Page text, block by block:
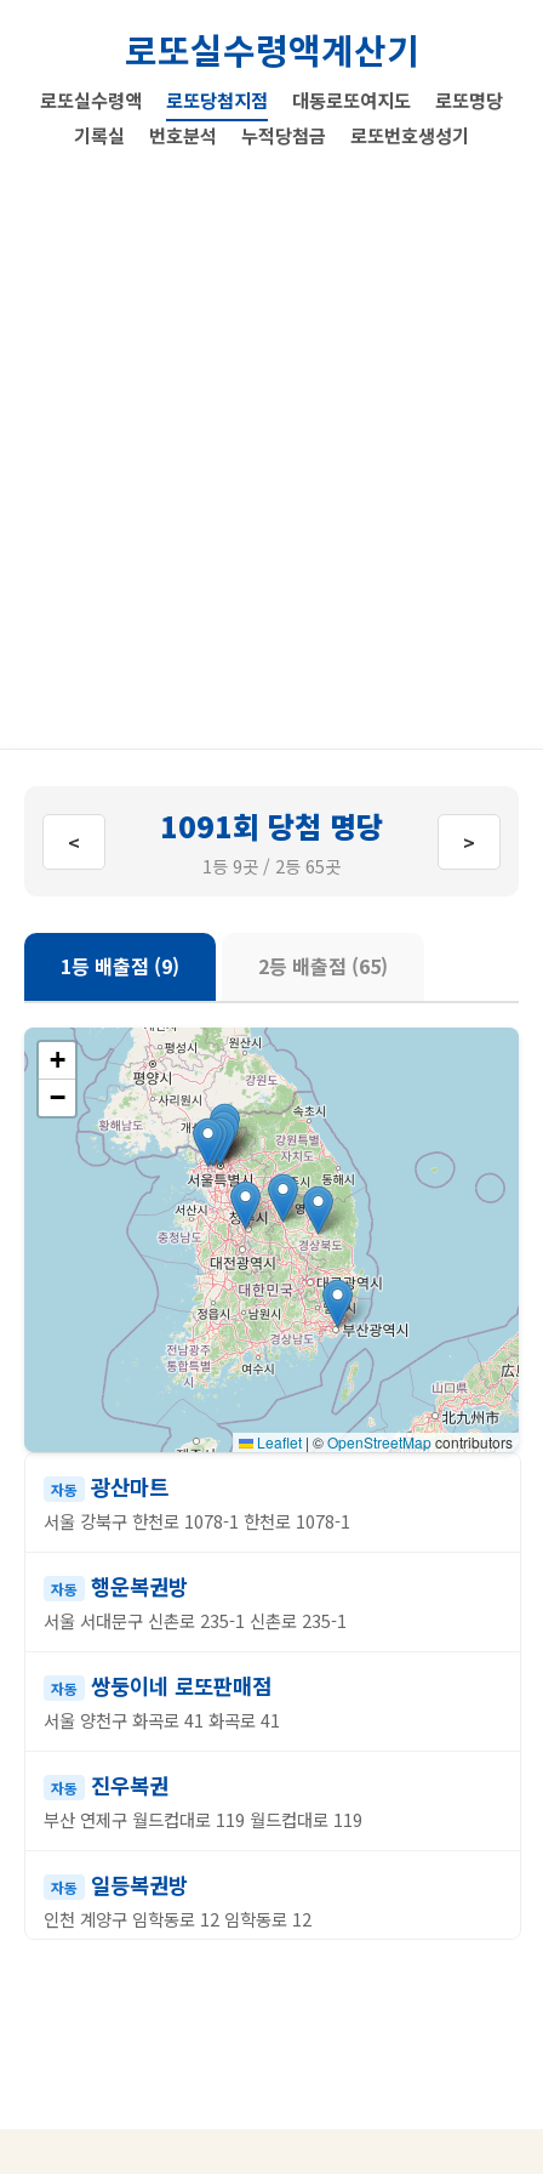
로또실수령액계산기
로또실수령액 로또당첨지점 대동로또여지도
로또명당
기록실
번호분석 누적당첨금 로또번호생성기
< 1091회 당첨 명당
1등 9곳 / 2등 65곳
>
1등 배출점 (9) 2등 배출점 (65)
자동 광산마트
서울 강북구 한천로 1078-1 한천로 1078-1
자동 행운복권방
서울 서대문구 신촌로 235-1 신촌로 235-1
자동 쌍둥이네 로또판매점
서울 양천구 화곡로 41 화곡로 41
자동 진우복권
부산 연제구 월드컵대로 119 월드컵대로 119
자동 일등복권방
인천 계양구 임학동로 12 임학동로 12
+
−
Leaflet | ©OpenStreetMapcontributors